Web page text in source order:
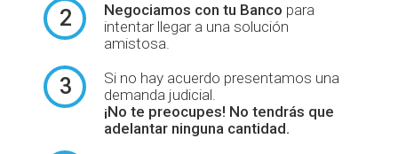
2 Negociamos con tu Banco para
intentar llegar a una solución
amistosa.
3
Si no hay acuerdo presentamos una
demanda judicial.
¡No te preocupes! No tendrás que
adelantar ninguna cantidad.